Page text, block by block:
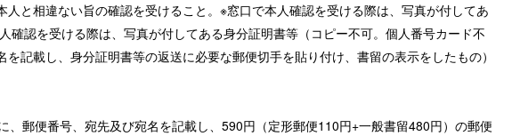
と相違ない旨の確認を受けること。※窓口で本人確認を受ける際は、写真が付してあ
認を受ける際は、写真が付してある身分証明書等（コピー不可。個人番号カード不
記載し、身分証明書等の返送に必要な郵便切手を貼り付け、書留の表示をしたもの）
郵便番号、宛先及び宛名を記載し、590円（定形郵便110円+一般書留480円）の郵便